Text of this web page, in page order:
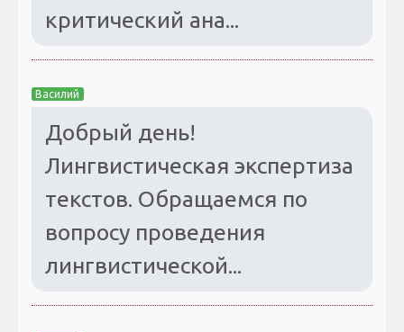
критический ана...
Василий
Добрый день!
Лингвистическая экспертиза
текстов. Обращаемся по
вопросу проведения
лингвистической...